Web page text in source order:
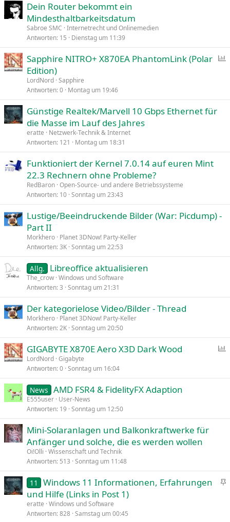
Dein Router bekommt ein
Mindesthaltbarkeitsdatum
Sabroe SMC Internetrecht und Onlinemedien
Antworten 15 Dienstag um 11:39
a
Sapphire NITRO+ X870EA PhantomLink (Polar
Edition)
LordNord Sapphire
Antworten 0 Montag um 19:46
Günstige Realtek/Marvell 10 Gbps Ethernet für
die Masse im Lauf des Jahres
eratte
Netzwerk-Technik & Internet
Antworten 121 Montag um 18:31
Funktioniert der Kernel 7.0.14 auf euren Mint
22.3 Rechnern ohne Probleme?
RedBaron Open-Source- und andere Betriebssysteme
Antworten 10 Sonntag um 23:43
Lustige/Beeindruckende Bilder (War: Picdump) -
Part II
Morkhero Planet 3DNow! Party-Keller
Antworten 3K Sonntag um 22:53
Allg. Libreoffice aktualisieren
The_crow Windows und Software
Antworten 3 Sonntag um 21:31
Der kategorielose Video/Bilder - Thread
Morkhero Planet 3DNow! Party-Keller
Antworten 2K Sonntag um 20:50
r
GIGABYTE X870E Aero X3D Dark Wood
LordNord Gigabyte
Antworten 0 Sonntag um 16:04
News AMD FSR4 & FidelityFX Adaption
E555user User-News
Antworten 19 Sonntag um 12:50
Mini-Solaranlagen und Balkonkraftwerke für
Anfänger und solche, die es werden wollen
Oi!Olli Wissenschaft und Technik
Antworten 513 Sonntag um 11:48
A
11
Windows 11 Informationen, Erfahrungen
und Hilfe (Links in Post 1)
eratte Windows und Software
Antworten 828 Samstag um 00:45